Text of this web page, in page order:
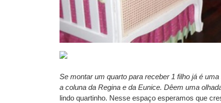
Se montarum quarto para receber 1 filho já é
a coluna da Regina e da Eunice. Dêem uma
lindo quartinho. Nesse espaço esperamos que